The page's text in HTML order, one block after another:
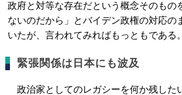
政府と対等な存在だという概念そのもの
ないのだから」とバイデン政権の対応の
いたが、言われてみればもっともである。
緊張関係は日本にも波及
政治家としてのレガシーを何か残した